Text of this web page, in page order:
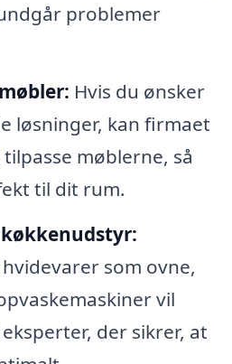
problemer
Hvis du ønsker
løsninger, kan firmaet
møblerne, så
til dit rum.
som ovne,
vil
der sikrer, at